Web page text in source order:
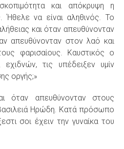
και απόκρυψη η
Ήθελε να είναι αληθινός. Το
και όταν απευθύνονταν
απευθύνονταν στον λαό και
φαρισαίους. Καυστικός ο
τις υπέδειξεν υμίν
οργής;»
όταν απευθύνονταν στους
Ηρώδη. Κατά πρόσωπο
σοι έχειν την γυναίκα του